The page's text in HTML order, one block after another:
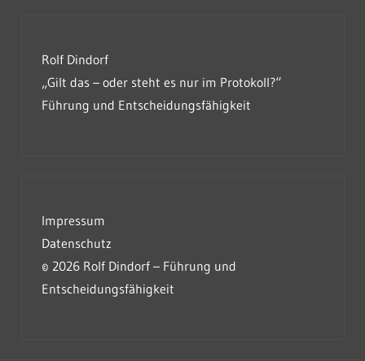
Rolf Dindorf
„Gilt das – oder steht es nur im Protokoll?“
Führung und Entscheidungsfähigkeit
Impressum
Datenschutz
© 2026 Rolf Dindorf – Führung und
Entscheidungsfähigkeit